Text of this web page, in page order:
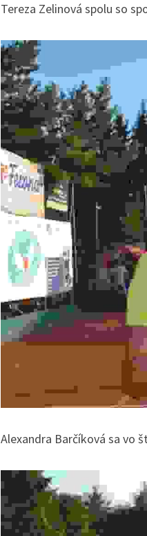
Tereza Zelinová spolu so
Alexandra Barčíková sa vo